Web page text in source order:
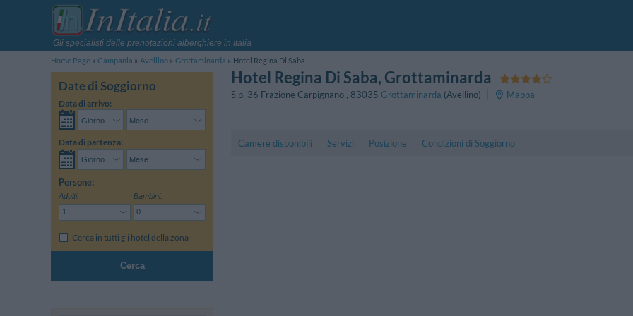
Gli specialisti delle prenotazioni alberghiere in Italia
Home Page
Campania Avellino Grottaminarda Hotel Regina Di Saba
Date di Soggiorno
Data di arrivo:
Data di partenza:
Persone:
Adulti: Bambini:
Cerca in tutti gli hotel della zona
Cerca
Hotel Regina Di Saba, Grottaminarda
S.p. 36 Frazione Carpignano , 83035 Grottaminarda (Avellino) Mappa
Camere disponibili Servizi Posizione Condizioni di Soggiorno